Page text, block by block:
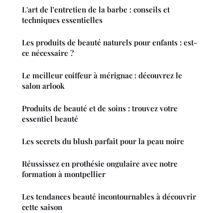
L'art de l'entretien de la barbe : conseils et
techniques essentielles
Les produits de beauté naturels pour enfants : est-
ce nécessaire ?
Le meilleur coiffeur à mérignac : découvrez le
salon arlook
Produits de beauté et de soins : trouvez votre
essentiel beauté
Les secrets du blush parfait pour la peau noire
Réussissez en prothésie ongulaire avec notre
formation à montpellier
Les tendances beauté incontournables à découvrir
cette saison